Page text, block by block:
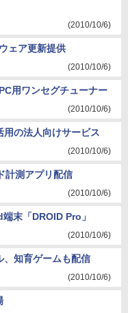
(2010/10/6)
ェア更新提供
(2010/10/6)
用ワンセグチューナー
(2010/10/6)
用の法人向けサービス
(2010/10/6)
計測アプリ配信
(2010/10/6)
末「DROID Pro」
(2010/10/6)
、知育ゲームも配信
(2010/10/6)